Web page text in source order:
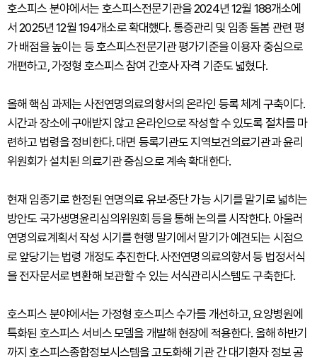
호스피스 분야에서는 호스피스전문기관을 2024년 12월 188개소에
서 2025년 12월 194개소로 확대했다. 통증관리 및 임종 돌봄 관련 평
가 배점을 높이는 등 호스피스전문기관 평가기준을 이용자 중심으로
개편하고, 가정형 호스피스 참여 간호사 자격 기준도 넓혔다.
올해 핵심 과제는 사전연명의료의향서의 온라인 등록 체계 구축이다.
시간과 장소에 구애받지 않고 온라인으로 작성할 수 있도록 절차를 마
련하고 법령을 정비한다. 대면 등록기관도 지역보건의료기관과 윤리
위원회가 설치된 의료기관 중심으로 계속 확대한다.
현재 임종기로 한정된 연명의료 유보·중단 가능 시기를 말기로 넓히는
방안도 국가생명윤리심의위원회 등을 통해 논의를 시작한다. 아울러
연명의료계획서 작성 시기를 현행 말기에서 말기가 예견되는 시점으
로 앞당기는 법령 개정도 추진한다. 사전연명의료의향서 등 법정서식
을 전자문서로 변환해 보관할 수 있는 서식관리시스템도 구축한다.
호스피스 분야에서는 가정형 호스피스 수가를 개선하고, 요양병원에
특화된 호스피스 서비스 모델을 개발해 현장에 적용한다. 올해 하반기
까지 호스피스종합정보시스템을 고도화해 기관 간 대기환자 정보 공